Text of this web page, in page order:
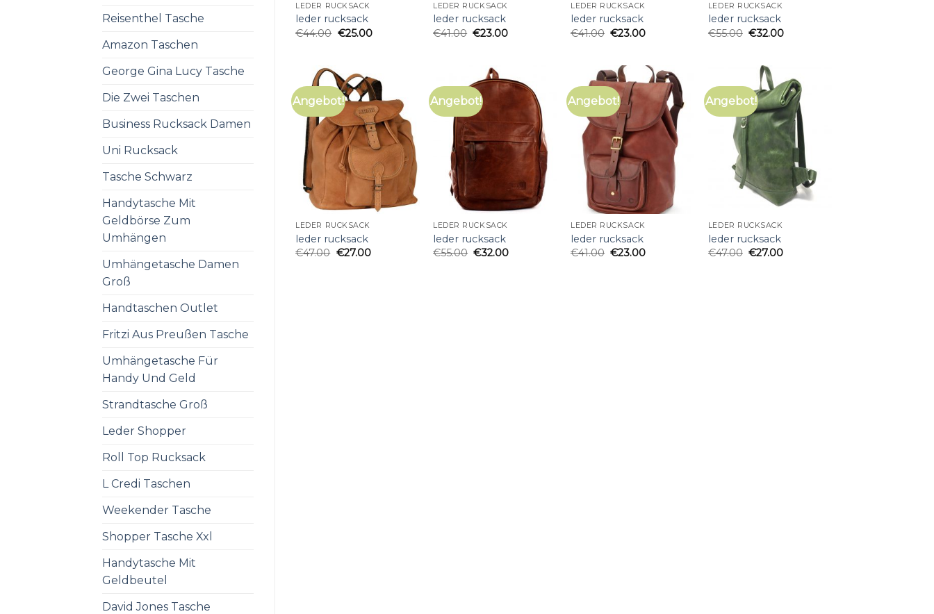
Reisenthel Tasche
Amazon Taschen
George Gina Lucy Tasche
Die Zwei Taschen
Business Rucksack Damen
Uni Rucksack
Tasche Schwarz
Handytasche Mit
Geldbörse Zum
Umhängen
Umhängetasche Damen
Groß
Handtaschen Outlet
Fritzi Aus Preußen Tasche
Umhängetasche Für
Handy Und Geld
Strandtasche Groß
Leder Shopper
Roll Top Rucksack
L Credi Taschen
Weekender Tasche
Shopper Tasche Xxl
Handytasche Mit
Geldbeutel
David Jones Tasche
LEDER RUCKSACK
leder rucksack
€44.00 €25.00
LEDER RUCKSACK
leder rucksack
€41.00 €23.00
LEDER RUCKSACK
leder rucksack
€41.00 €23.00
LEDER RUCKSACK
leder rucksack
€55.00 €32.00
Angebot!
LEDER RUCKSACK
leder rucksack
€47.00 €27.00
Angebot!
LEDER RUCKSACK
leder rucksack
€55.00 €32.00
Angebot!
LEDER RUCKSACK
leder rucksack
€41.00 €23.00
Angebot!
LEDER RUCKSACK
leder rucksack
€47.00 €27.00